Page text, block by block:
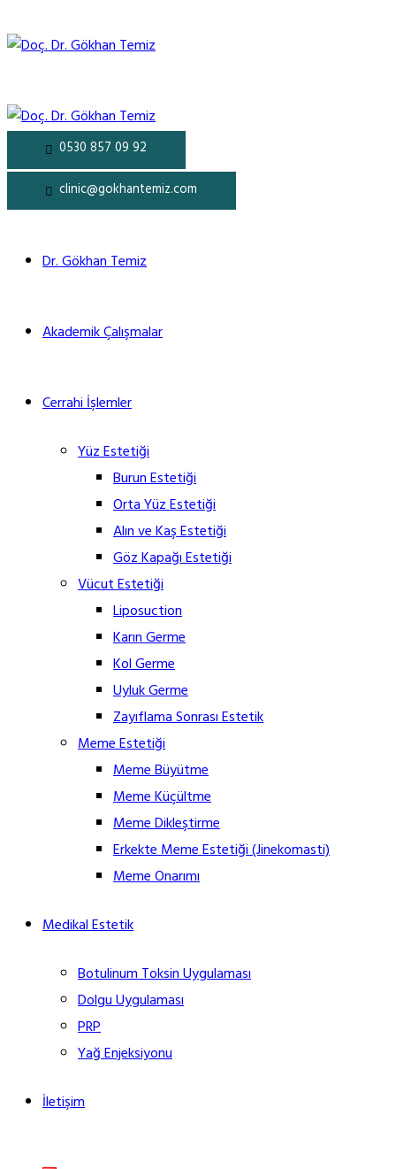
0530 857 09 92
clinic@gokhantemiz.com
Dr. Gökhan Temiz
Akademik Çalışmalar
Cerrahi İşlemler
Yüz Estetiği
Burun Estetiği
Orta Yüz Estetiği
Alın ve Kaş Estetiği
Göz Kapağı Estetiği
Vücut Estetiği
Liposuction
Karın Germe
Kol Germe
Uyluk Germe
Zayıflama Sonrası Estetik
Meme Estetiği
Meme Büyütme
Meme Küçültme
Meme Dikleştirme
Erkekte Meme Estetiği (Jinekomasti)
Meme Onarımı
Medikal Estetik
Botulinum Toksin Uygulaması
Dolgu Uygulaması
PRP
Yağ Enjeksiyonu
İletişim